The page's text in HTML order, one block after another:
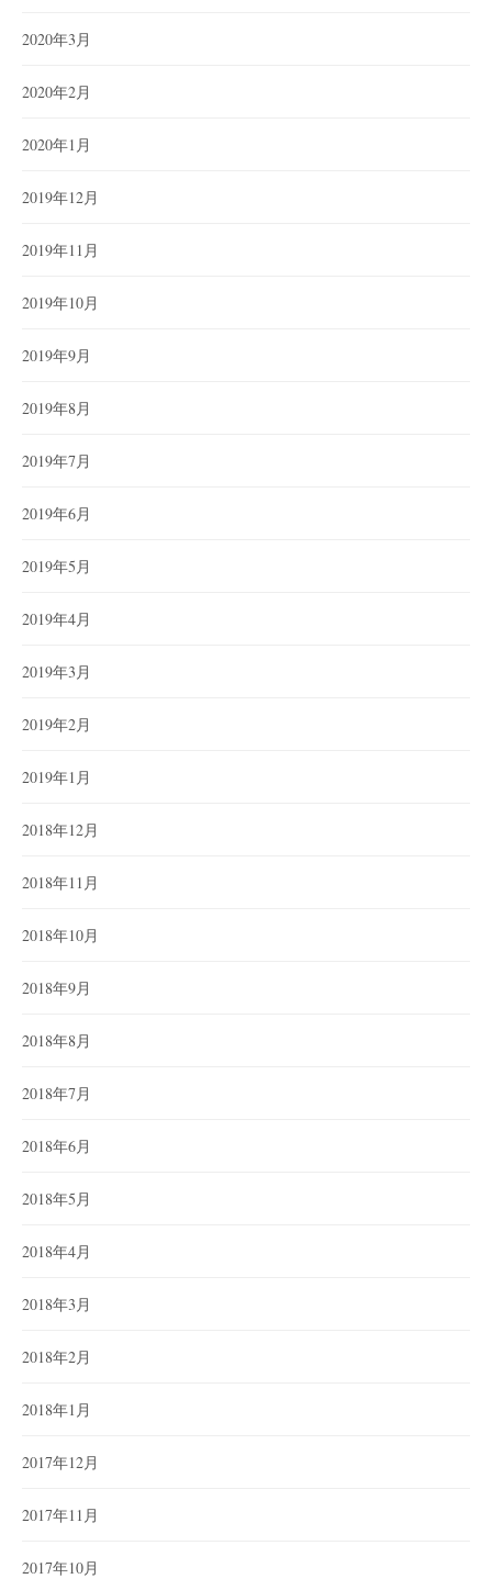
2020年3月
2020年2月
2020年1月
2019年12月
2019年11月
2019年10月
2019年9月
2019年8月
2019年7月
2019年6月
2019年5月
2019年4月
2019年3月
2019年2月
2019年1月
2018年12月
2018年11月
2018年10月
2018年9月
2018年8月
2018年7月
2018年6月
2018年5月
2018年4月
2018年3月
2018年2月
2018年1月
2017年12月
2017年11月
2017年10月